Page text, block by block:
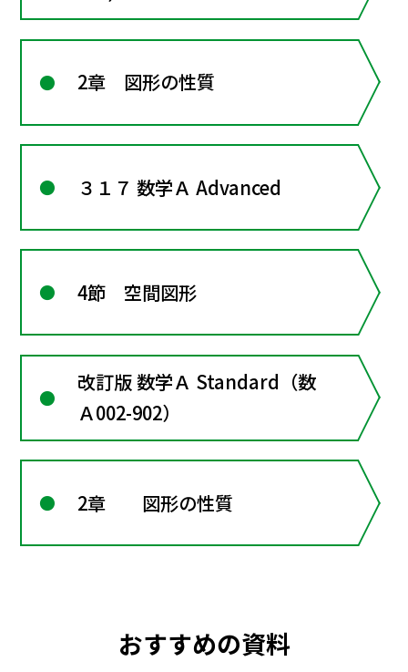
2章 図形の性質
３１７ 数学Ａ Advanced
4節 空間図形
改訂版 数学Ａ Standard（数
Ａ002-902）
2章 図形の性質
おすすめの資料